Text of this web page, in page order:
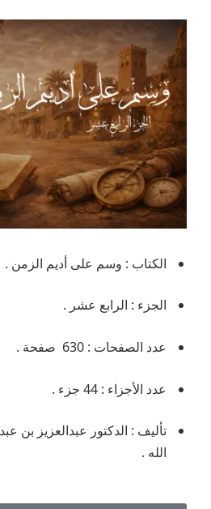
الكتاب : وسم على أديم الزمن .
الجزء : الرابع عشر .
عدد الصفحات : 630 صفحة .
عدد الأجزاء : 44 جزء .
تأليف : الدكتور عبدالعزيز بن
الله .